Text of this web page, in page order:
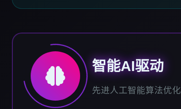
智能AI驱动
先进人工智能算法优化